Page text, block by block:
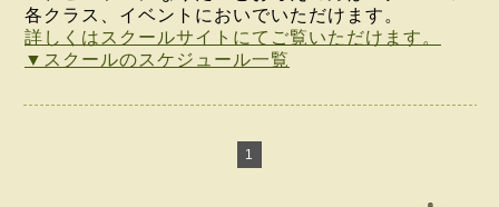
各クラス、イベントにおいでいただけます。
詳しくはスクールサイトにてご覧いただけます。
▼スクールのスケジュール一覧
1